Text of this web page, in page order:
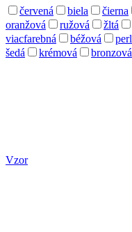
červená biela čierna
oranžová
ružová žltá
viacfarebná
béžová
šedá
krémová bronzová
Vzor